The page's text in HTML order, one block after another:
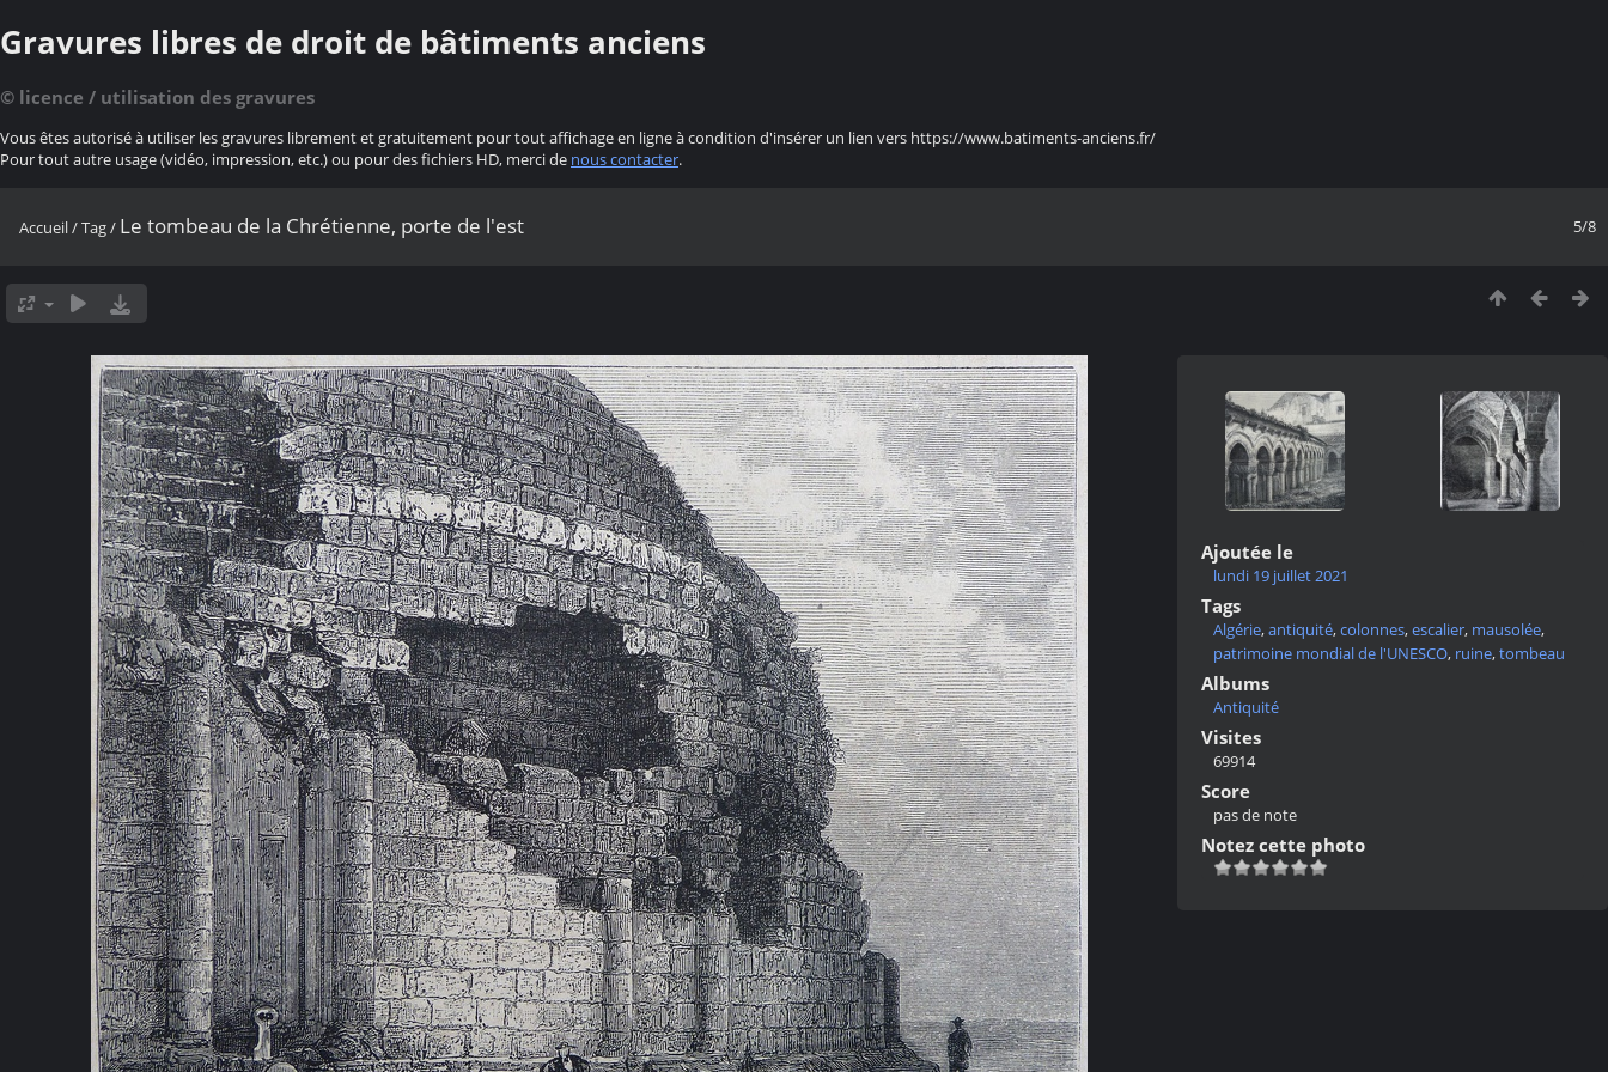
Gravures libres de droit de bâtiments anciens
© licence / utilisation des gravures
Vous êtes autorisé à utiliser les gravures librement et gratuitement pour tout affichage en ligne à condition d'insérer un lien vers https://www.batiments-anciens.fr/
Pour tout autre usage (vidéo, impression, etc.) ou pour des fichiers HD, merci de nous contacter.
5/8
Accueil/Tag/ Le tombeau de la Chrétienne, porte de l'est
Ajoutée le
lundi 19 juillet 2021
Tags
Algérie,antiquité,colonnes,escalier, mausolée,
patrimoine mondial de l'UNESCO, ruine,tombeau
Albums
Antiquité
Visites
69914
Score
pas de note
Notez cette photo